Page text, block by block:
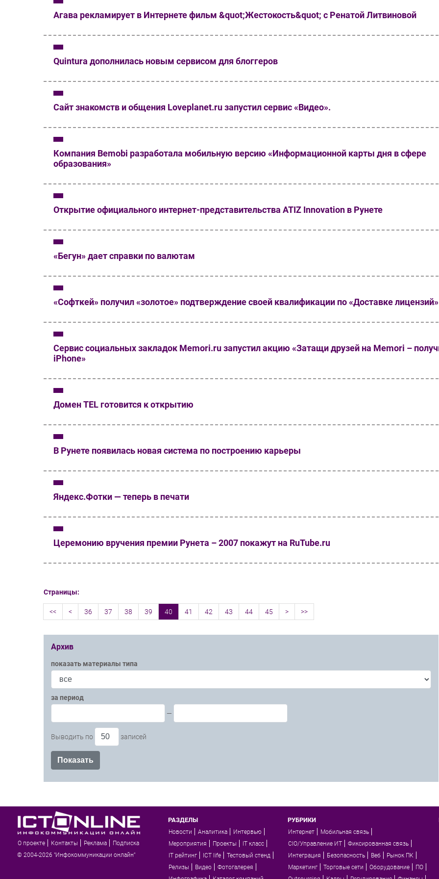
Агава рекламирует в Интернете фильм &quot;Жестокость&quot; с Ренатой Литвиновой
Quintura дополнилась новым сервисом для блоггеров
Сайт знакомств и общения Loveplanet.ru запустил сервис «Видео».
Компания Bemobi разработала мобильную версию «Информационной карты дня в сфере
образования»
Открытие официального интернет-представительства ATIZ Innovation в Рунете
«Бегун» дает справки по валютам
«Софткей» получил «золотое» подтверждение своей квалификации по «Доставке лицензий»
Сервис социальных закладок Memori.ru запустил акцию «Затащи друзей на Memori –
iPhone»
Домен TEL готовится к открытию
В Рунете появилась новая система по построению карьеры
Яндекс.Фотки — теперь в печати
Церемонию вручения премии Рунета – 2007 покажут на RuTube.ru
Страницы:
<< < 36 37 38 39 40 41 42 43 44 45 > >>
Архив
показать материалы типа
за период
—
Выводить по записей
О проекте Контакты Реклама
Подписка
© 2004-2026 "Инфокоммуникации онлайн"
РАЗДЕЛЫ
Новости Аналитика
Интервью
Мероприятия
Проекты
IT класс
IT рейтинг
ICT life
Тестовый стенд
Релизы
Видео
Фотогалерея
РУБРИКИ
Интернет
Мобильная связь
CIO/Управление ИТ
Фиксированная связь
Интеграция
Безопасность Веб
Рынок ПК
Маркетинг
Торговые сети Оборудование
ПО